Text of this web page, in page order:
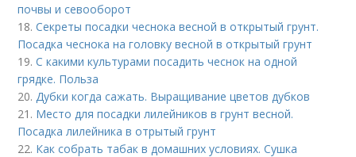
почвы и севооборот
18.Секреты посадки чеснока весной в открытый грунт.
Посадка чеснока на головку весной в открытый грунт
19.С какими культурами посадить чеснок на одной
грядке. Польза
20. Дубки когда сажать. Выращивание цветов дубков
21. Место для посадки лилейников в грунт весной.
Посадка лилейника в отрытый грунт
22. Как собрать табак в домашних условиях. Сушка